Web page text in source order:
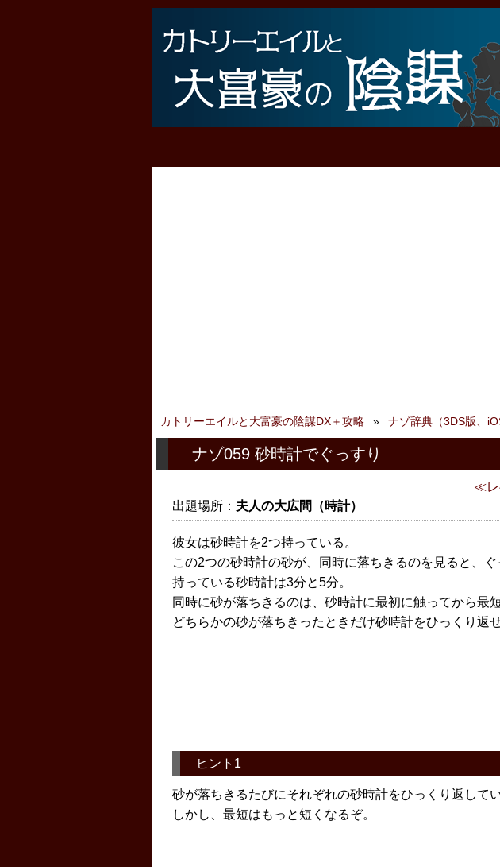
カトリーエイルと大富豪の陰謀DX＋攻略 ナゾ辞典（3DS版、
ナゾ059 砂時計でぐっすり
出題場所： 夫人の大広間（時計）
彼女は砂時計を2つ持っている。
この2つの砂時計の砂が、同時に落ちきるのを見ると、ぐ
持っている砂時計は3分と5分。
同時に砂が落ちきるのは、砂時計に最初に触ってから最
どちらかの砂が落ちきったときだけ砂時計をひっくり返せ
ヒント1
砂が落ちきるたびにそれぞれの砂時計をひっくり返して
しかし、最短はもっと短くなるぞ。